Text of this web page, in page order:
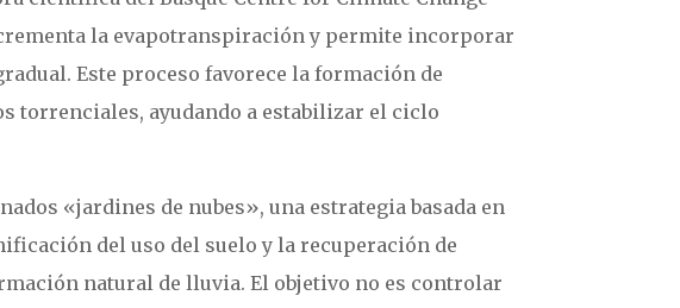
la evapotranspiración y permite incorporar
Este proceso favorece la formación de
torrenciales, ayudando a estabilizar el ciclo
«jardines de nubes», una estrategia basada en
del uso del suelo y la recuperación de
natural de lluvia. El objetivo no es controlar